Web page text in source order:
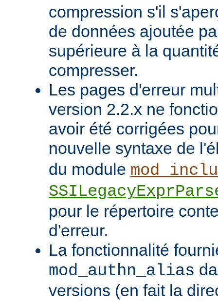
compression s'il
de données ajoutée
supérieure à la
compresser.
Les pages d'erreur
version 2.2.x ne
avoir été corrigées
nouvelle syntaxe de
du module
pour le répertoire
d'erreur.
La fonctionnalité
mod_authn_alias
versions (en fait la